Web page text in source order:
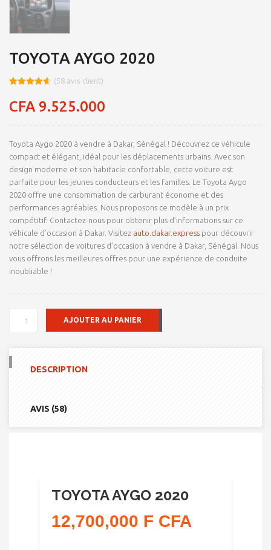
TOYOTA AYGO 2020
sur 5
basé sur
client
(58 avis client)
CFA 9.525.000
Toyota Aygo 2020 à vendre à Dakar, Sénégal ! Découvrez ce véhicule
compact et élégant, idéal pour les déplacements urbains. Avec son
design moderne et son habitacle confortable, cette voiture est
parfaite pour les jeunes conducteurs et les familles. Le Toyota Aygo
2020 offre une consommation de carburant économe et des
performances agréables. Nous proposons ce modèle à un prix
compétitif. Contactez-nous pour obtenir plus d’informations sur ce
véhicule d’occasion à Dakar. Visitez auto.dakar.express pour découvrir
notre sélection de voitures d’occasion à vendre à Dakar, Sénégal. Nous
vous offrons les meilleures offres pour une expérience de conduite
inoubliable !
QUANTITÉ
AJOUTER AU PANIER
DESCRIPTION
AVIS (58)
TOYOTA AYGO 2020
12,700,000 F CFA